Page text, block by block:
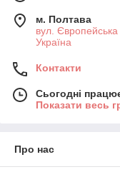
м. Полтава
вул.
Україна
Контакти
Сьогодні
Показати весь
Про нас